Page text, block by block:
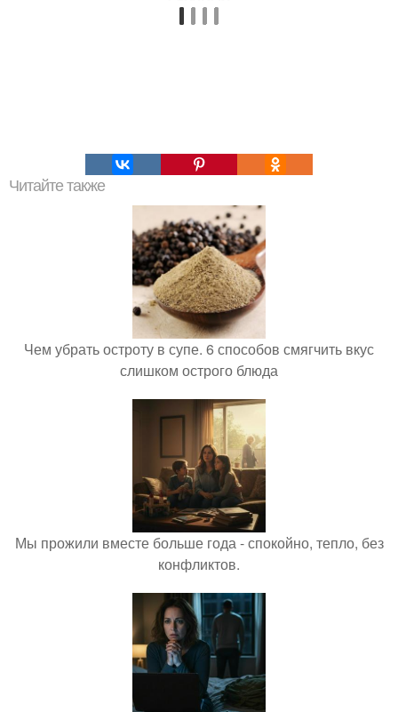
Читайте также
Чем убрать остроту в супе. 6 способов смягчить вкус
слишком острого блюда
Мы прожили вместе больше года - спокойно, тепло, без
конфликтов.